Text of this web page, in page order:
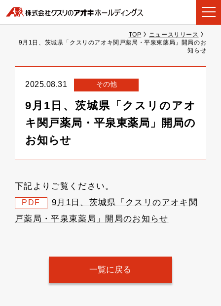
TOP
ニュースリリース
9月1日、茨城県「クスリのアオキ関戸薬局・平泉東薬局」開局のお
知らせ
2025.08.31 その他
9月1日、茨城県「クスリのアオ
キ関戸薬局・平泉東薬局」開局の
お知らせ
下記よりご覧ください。
PDF
9月1日、茨城県「クスリのアオキ関
戸薬局・平泉東薬局」開局のお知らせ
一覧に戻る